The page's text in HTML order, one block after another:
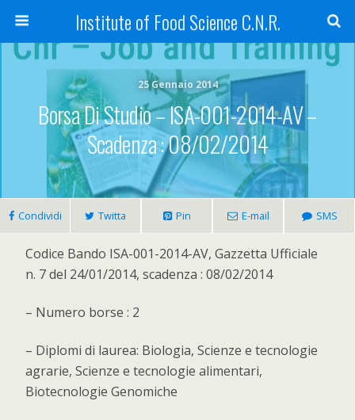
Institute of Food Science C.N.R.
25 Gennaio 2014
Borsa Di Studio – ISA-001-2014-AV –
Scadenza : 08/02/2014
Condividi Twitta Pin E-mail SMS
Codice Bando ISA-001-2014-AV, Gazzetta Ufficiale
n. 7 del 24/01/2014, scadenza : 08/02/2014
– Numero borse : 2
– Diplomi di laurea: Biologia, Scienze e tecnologie
agrarie, Scienze e tecnologie alimentari,
Biotecnologie Genomiche